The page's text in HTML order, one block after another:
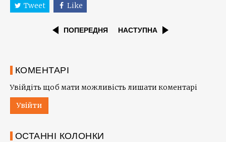
Tweet Like
ПОПЕРЕДНЯ НАСТУПНА
КОМЕНТАРІ
Увійдіть щоб мати можливість лишати коментарі
Увійти
ОСТАННІ КОЛОНКИ